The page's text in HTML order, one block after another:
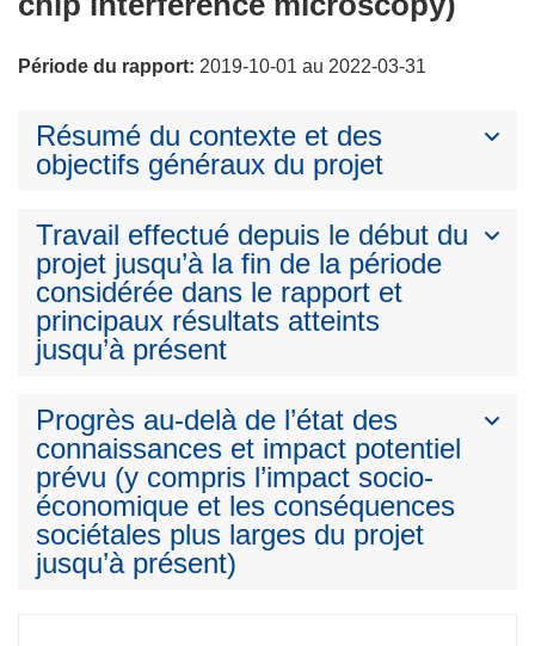
Période du rapport: 2019-10-01 au 2022-03-31
Résumé du contexte et des
objectifs généraux du projet
Travail effectué depuis le début du
projet jusqu’à la fin de la période
considérée dans le rapport et
principaux résultats atteints
jusqu’à présent
Progrès au-delà de l’état des
connaissances et impact potentiel
prévu (y compris l’impact socio-
économique et les conséquences
sociétales plus larges du projet
jusqu’à présent)